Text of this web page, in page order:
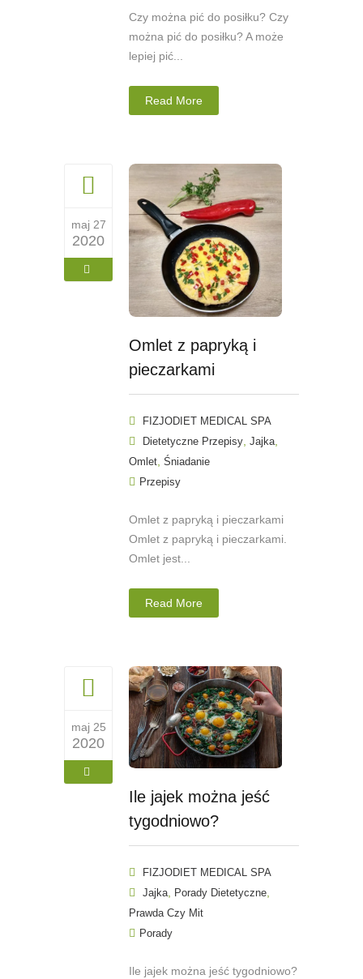
Czy można pić do posiłku? Czy
można pić do posiłku? A może
lepiej pić...
Read More
maj 27
2020
Omlet z papryką i
pieczarkami
FIZJODIET MEDICAL SPA
Dietetyczne Przepisy Jajka
Omlet Śniadanie
Przepisy
Omlet z papryką i pieczarkami
Omlet z papryką i pieczarkami.
Omlet jest...
Read More
maj 25
2020
Ile jajek można jeść
tygodniowo?
FIZJODIET MEDICAL SPA
Jajka
Porady Dietetyczne
Prawda Czy Mit
Porady
Ile jajek można jeść tygodniowo?